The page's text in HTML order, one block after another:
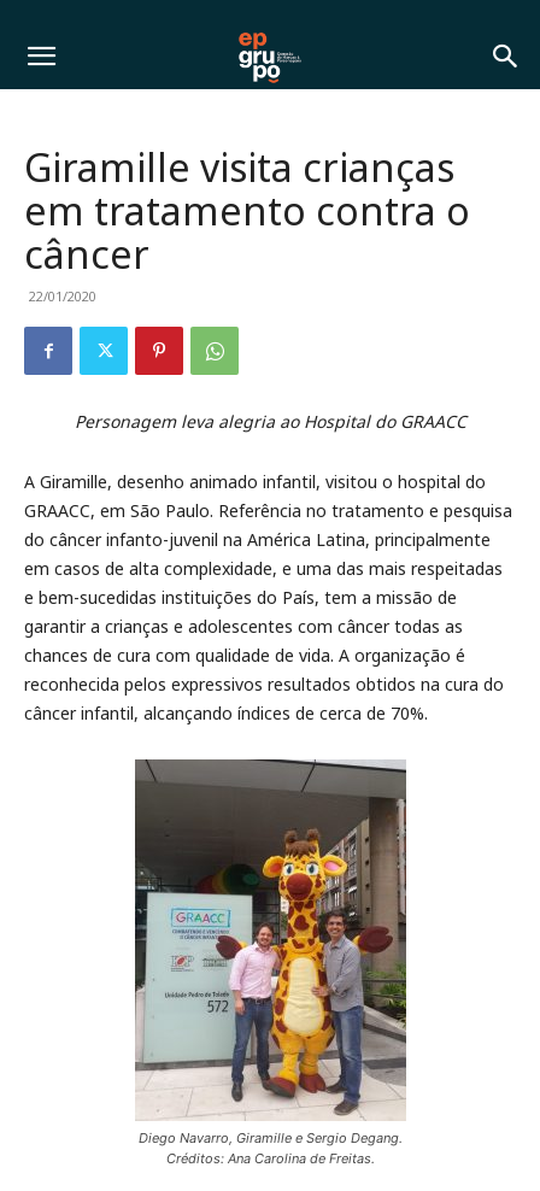
Giramille visita crianças
em tratamento contra o
câncer
22/01/2020
Personagem leva alegria ao Hospital do GRAACC
A Giramille, desenho animado infantil, visitou o hospital do
GRAACC, em São Paulo. Referência no tratamento e pesquisa
do câncer infanto-juvenil na América Latina, principalmente
em casos de alta complexidade, e uma das mais respeitadas
e bem-sucedidas instituições do País, tem a missão de
garantir a crianças e adolescentes com câncer todas as
chances de cura com qualidade de vida. A organização é
reconhecida pelos expressivos resultados obtidos na cura do
câncer infantil, alcançando índices de cerca de 70%.
Diego Navarro, Giramille e Sergio Degang.
Créditos: Ana Carolina de Freitas.